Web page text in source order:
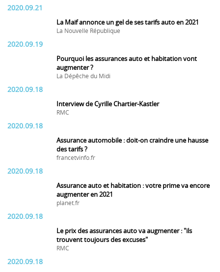
2020.09.21
La Maif annonce un gel de ses tarifs auto en 2021
La Nouvelle République
2020.09.19
Pourquoi les assurances auto et habitation vont
augmenter ?
La Dépêche du Midi
2020.09.18
Interview de Cyrille Chartier-Kastler
RMC
2020.09.18
Assurance automobile : doit-on craindre une hausse
des tarifs ?
francetvinfo.fr
2020.09.18
Assurance auto et habitation : votre prime va encore
augmenter en 2021
planet.fr
2020.09.18
Le prix des assurances auto va augmenter : "ils
trouvent toujours des excuses"
RMC
2020.09.18